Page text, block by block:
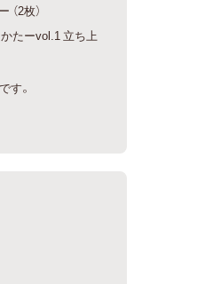
2枚）
たーvol.1 立ち上
す。